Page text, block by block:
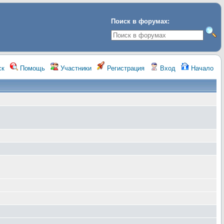
Поиск в форумах:
Помощь Участники Регистрация Вход Начало